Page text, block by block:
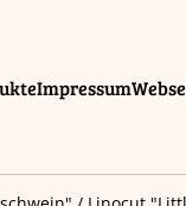
Impressum